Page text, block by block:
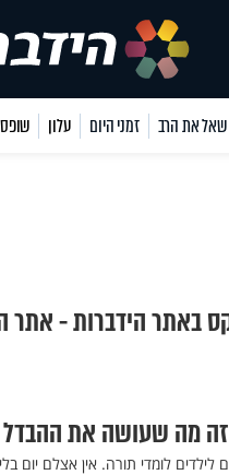
שאל את הרב זמני היום עלון שופס
באתר הידברות - אתר
מה שעושה את ההבדל
לומדי תורה. אין אצלם יום